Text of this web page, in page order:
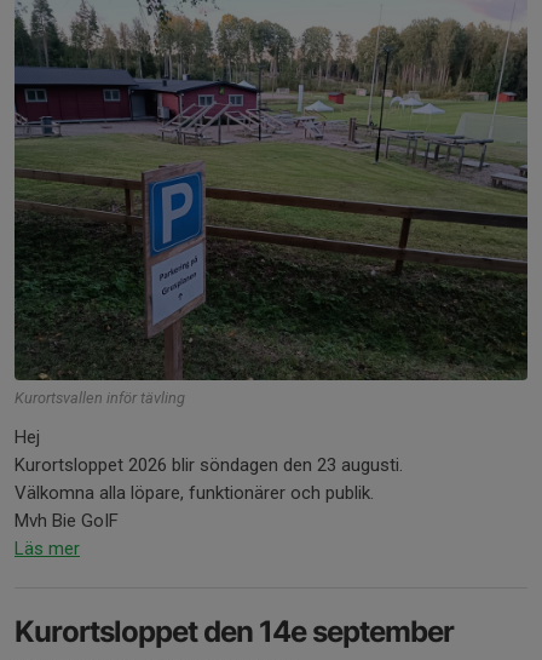
Kurortsvallen inför tävling
Hej
Kurortsloppet 2026 blir söndagen den 23 augusti.
Välkomna alla löpare, funktionärer och publik.
Mvh Bie GoIF
Läs mer
Kurortsloppet den 14e september